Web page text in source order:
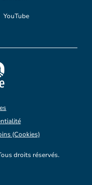
YouTube
droits réservés.
(Cookies)